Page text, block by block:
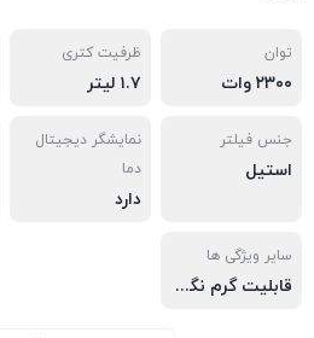
توان
۲۳۰۰ وات
ظرفیت کتری
۱.۷ لیتر
جنس فیلتر
استیل
نمایشگر دیجیتال
دما
دارد
سایر ویژگی ها
قابلیت گرم نگه داشتن تا ۱۲ ساعت، کنترل دقیق دما، کنترلر بادوام، استیل و شیشه با کیفیت